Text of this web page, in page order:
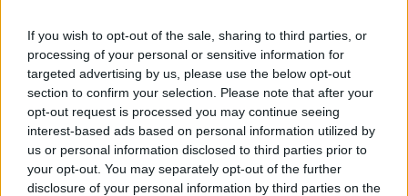
If you wish to opt-out of the sale, sharing to third parties, or
processing of your personal or sensitive information for
targeted advertising by us, please use the below opt-out
section to confirm your selection. Please note that after your
opt-out request is processed you may continue seeing
interest-based ads based on personal information utilized by
us or personal information disclosed to third parties prior to
your opt-out. You may separately opt-out of the further
disclosure of your personal information by third parties on the
29χρονη είπε πως της γλίστρησε, φώναξε σε
βοήθεια, δεν την άκουσε κανείς και κάλεσε
ταξί να φύγει...